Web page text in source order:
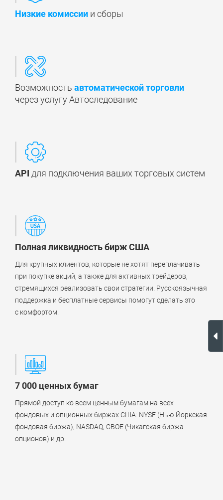
Низкие комиссии и сборы
Возможность автоматической торговли
через услугу Автоследование
API для подключения ваших торговых систем
Полная ликвидность бирж США
Для крупных клиентов, которые не хотят переплачивать
при покупке акций, а также для активных трейдеров,
стремящихся реализовать свои стратегии. Русскоязычная
поддержка и бесплатные сервисы помогут сделать это
с комфортом.
7 000 ценных бумаг
Прямой доступ ко всем ценным бумагам на всех
фондовых и опционных биржах США: NYSE (Нью-Йоркская
фондовая биржа), NASDAQ, CBOE (Чикагская биржа
опционов) и др.